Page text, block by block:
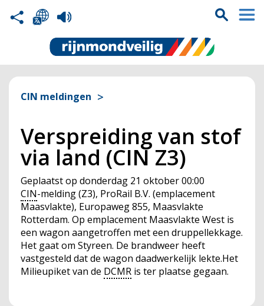
CIN meldingen
Verspreiding van stof
via land (CIN Z3)
Geplaatst op donderdag 21 oktober 00:00
CIN-melding (Z3), ProRail B.V. (emplacement
Maasvlakte), Europaweg 855, Maasvlakte
Rotterdam. Op emplacement Maasvlakte West is
een wagon aangetroffen met een druppellekkage.
Het gaat om Styreen. De brandweer heeft
vastgesteld dat de wagon daadwerkelijk lekte.Het
Milieupiket van de DCMR is ter plaatse gegaan.